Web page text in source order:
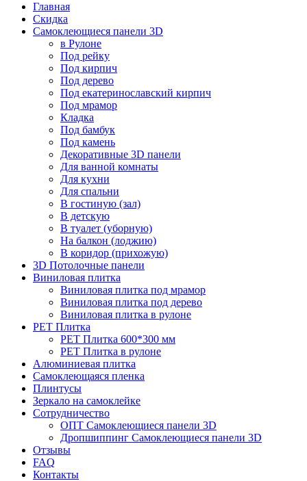
Главная
Скидка
Самоклеющиеся панели 3D
в Рулоне
Под рейку
Под кирпич
Под дерево
Под екатеринославский кирпич
Под мрамор
Кладка
Под бамбук
Под камень
Декоративные 3D панели
Для ванной комнаты
Для кухни
Для спальни
В гостиную (зал)
В детскую
В туалет (уборную)
На балкон (лоджию)
В коридор (прихожую)
3D Потолочные панели
Виниловая плитка
Виниловая плитка под мрамор
Виниловая плитка под дерево
Виниловая плитка в рулоне
PET Плитка
PET Плитка 600*300 мм
PET Плитка в рулоне
Алюминиевая плитка
Самоклеющаяся пленка
Плинтусы
Зеркало на самоклейке
Сотрудничество
ОПТ Самоклеющиеся панели 3D
Дропшиппинг Самоклеющиеся панели 3D
Отзывы
FAQ
Контакты